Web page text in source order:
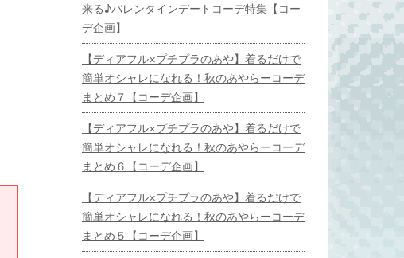
来る♪バレンタインデートコーデ特集【コー
デ企画】
【ディアフル×プチプラのあや】着るだけで
簡単オシャレになれる！秋のあやらーコーデ
まとめ７【コーデ企画】
【ディアフル×プチプラのあや】着るだけで
簡単オシャレになれる！秋のあやらーコーデ
まとめ６【コーデ企画】
【ディアフル×プチプラのあや】着るだけで
簡単オシャレになれる！秋のあやらーコーデ
まとめ５【コーデ企画】